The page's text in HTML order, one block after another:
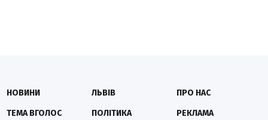
НОВИНИ
ТЕМА ВГОЛОС
ЛЬВІВ
ПОЛІТИКА
ПРО НАС
РЕКЛАМА